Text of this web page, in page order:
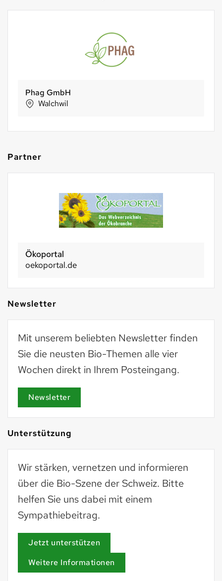
Phag GmbH
Walchwil
Partner
Ökoportal
oekoportal.de
Newsletter
Mit unserem beliebten Newsletter finden
Sie die neusten Bio-Themen alle vier
Wochen direkt in Ihrem Posteingang.
Newsletter
Unterstützung
Wir stärken, vernetzen und informieren
über die Bio-Szene der Schweiz. Bitte
helfen Sie uns dabei mit einem
Sympathiebeitrag.
Jetzt unterstützen
Weitere Informationen